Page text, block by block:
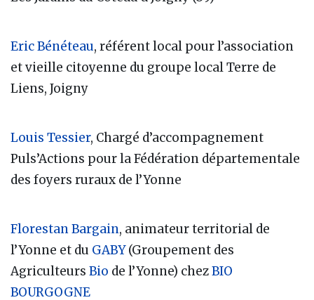
Eric Bénéteau, référent local pour l’association
et vieille citoyenne du groupe local Terre de
Liens, Joigny
Louis Tessier, Chargé d’accompagnement
Puls’Actions pour la Fédération départementale
des foyers ruraux de l’Yonne
Florestan Bargain, animateur territorial de
l’Yonne et du GABY(Groupement des
Agriculteurs Bio de l’Yonne) chezBIO
BOURGOGNE